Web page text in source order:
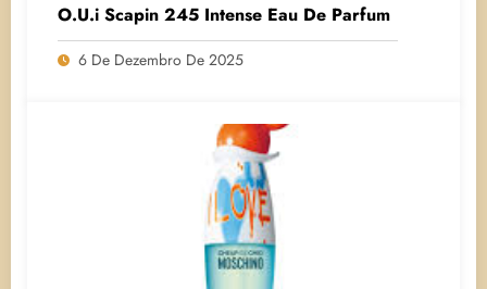
O.U.i Scapin 245 Intense Eau De Parfum
6 De Dezembro De 2025